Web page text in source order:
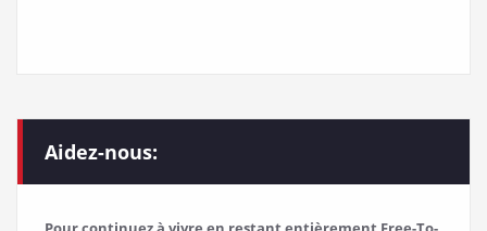
Aidez-nous: